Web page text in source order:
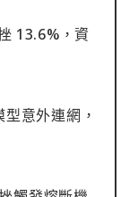
13.6%，資
意外連網，